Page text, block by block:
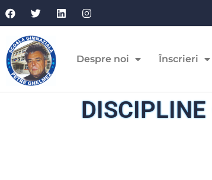
Despre noi Înscrieri